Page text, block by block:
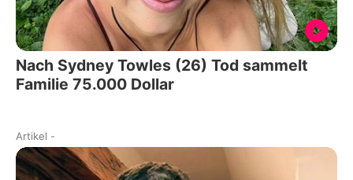
Nach Sydney Towles (26) Tod sammelt
Familie 75.000 Dollar
Artikel -